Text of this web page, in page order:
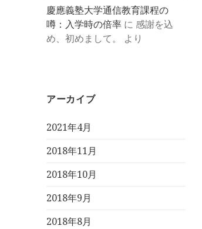
慶應義塾大学通信教育課程の
噂：入学時の倍率 に 感謝を込
め、初めまして。
より
アーカイブ
2021年4月
2018年11月
2018年10月
2018年9月
2018年8月